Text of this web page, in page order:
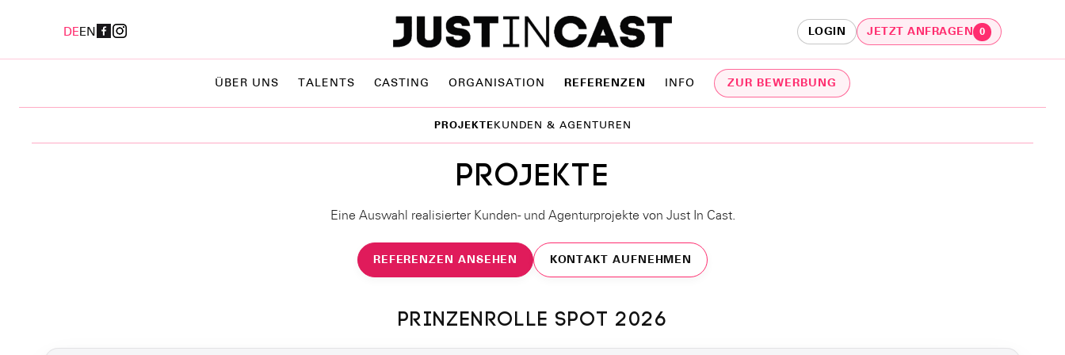
DEEN LOGIN JETZT ANFRAGEN 0
ÜBER UNS TALENTS CASTING ORGANISATION REFERENZEN INFO ZUR BEWERBUNG
PROJEKTEKUNDEN & AGENTUREN
PROJEKTE
Eine Auswahl realisierter Kunden- und Agenturprojekte von Just In Cast.
REFERENZEN ANSEHEN KONTAKT AUFNEHMEN
PRINZENROLLE SPOT 2026
EXTERNES VIDEO VON YOUTUBE